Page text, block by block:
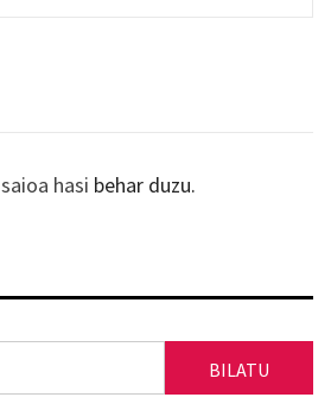
saioa hasi behar duzu.